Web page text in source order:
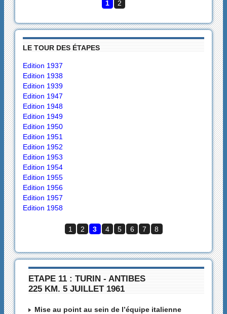
1 2
LE TOUR DES ÉTAPES
Edition 1937
Edition 1938
Edition 1939
Edition 1947
Edition 1948
Edition 1949
Edition 1950
Edition 1951
Edition 1952
Edition 1953
Edition 1954
Edition 1955
Edition 1956
Edition 1957
Edition 1958
1 2 3 4 5 6 7 8
ETAPE 11 : TURIN - ANTIBES
225 KM. 5 JUILLET 1961
Mise au point au sein de l’équipe italienne